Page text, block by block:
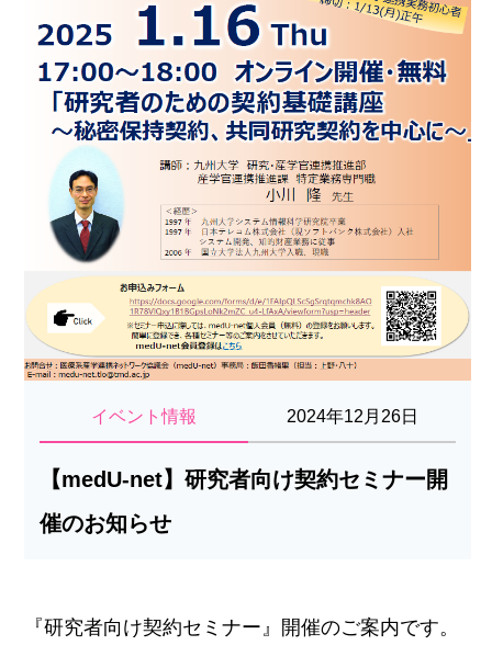
イベント情報 2024年12月26日
【medU-net】研究者向け契約セミナー開
催のお知らせ
『研究者向け契約セミナー』開催のご案内です。